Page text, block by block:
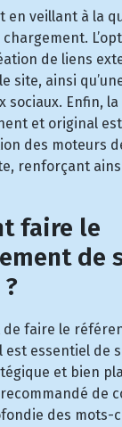
en veillant à la
chargement.
de liens
site, ainsi
sociaux. Enfin,
et original
des moteurs
renforçant
faire le
de
de faire le
essentiel de
et bien
de
des mots-